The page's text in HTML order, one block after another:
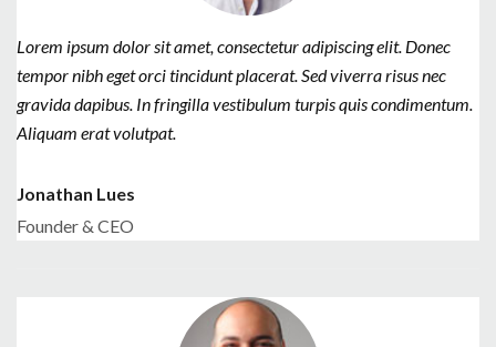
Lorem ipsum dolor sit amet, consectetur adipiscing elit. Donec
tempor nibh eget orci tincidunt placerat. Sed viverra risus nec
gravida dapibus. In fringilla vestibulum turpis quis condimentum.
Aliquam erat volutpat.
Jonathan Lues
Founder & CEO